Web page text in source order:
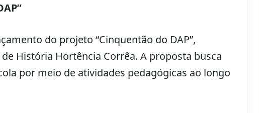
do projeto “Cinquentão do DAP”,
História Hortência Corrêa. A proposta busca
por meio de atividades pedagógicas ao longo